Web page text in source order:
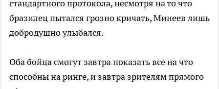
стандартного протокола, несмотря на то что
бразилец пытался грозно кричать, Минеев лишь
добродушно улыбался.
Оба бойца смогут завтра показать все на что
способны на ринге, и завтра зрителям прямого